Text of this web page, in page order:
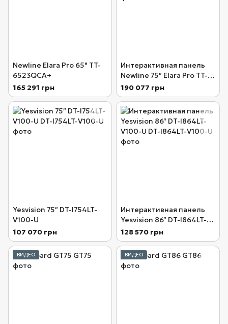
Newline Elara Pro 65" TT-
6523QCA+
165 291 грн
Интерактивная панель
Newline 75″ Elara Pro TT-
7523QCA+
190 077 грн
Yesvision 75″ DT-I754LT-
V100-U
107 070 грн
Интерактивная панель
Yesvision 86″ DT-I864LT-
V100-U
128 570 грн
ВИДЕО ВИДЕО